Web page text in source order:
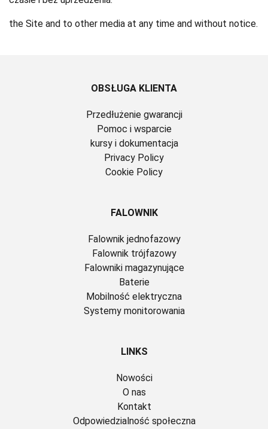
the Site and to other media at any time and without notice.
OBSŁUGA KLIENTA
Przedłużenie gwarancji
Pomoc i wsparcie
kursy i dokumentacja
Privacy Policy
Cookie Policy
FALOWNIK
Falownik jednofazowy
Falownik trójfazowy
Falowniki magazynujące
Baterie
Mobilność elektryczna
Systemy monitorowania
LINKS
Nowości
O nas
Kontakt
Odpowiedzialność społeczna